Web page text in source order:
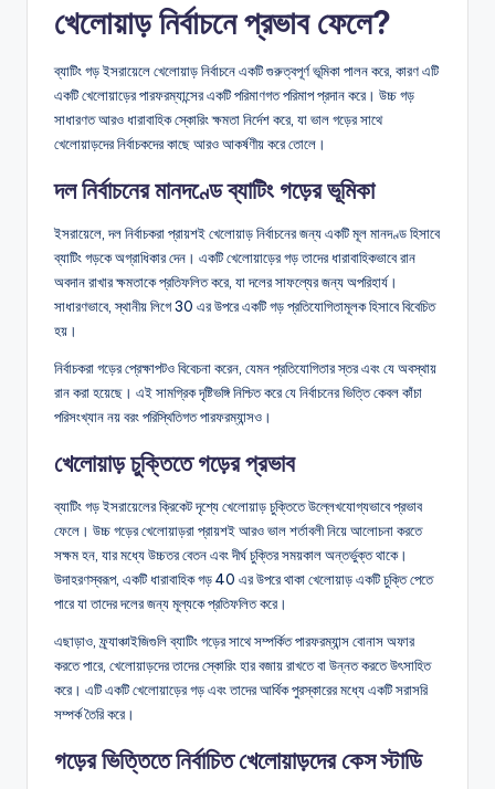
খেলোয়াড় নির্বাচনে প্রভাব ফেলে?
ব্যাটিং গড় ইসরায়েলে খেলোয়াড় নির্বাচনে একটি গুরুত্বপূর্ণ ভূমিকা পালন করে, কারণ এটি
একটি খেলোয়াড়ের পারফরম্যান্সের একটি পরিমাণগত পরিমাপ প্রদান করে। উচ্চ গড়
সাধারণত আরও ধারাবাহিক স্কোরিং ক্ষমতা নির্দেশ করে, যা ভাল গড়ের সাথে
খেলোয়াড়দের নির্বাচকদের কাছে আরও আকর্ষণীয় করে তোলে।
দল নির্বাচনের মানদণ্ডে ব্যাটিং গড়ের ভূমিকা
ইসরায়েলে, দল নির্বাচকরা প্রায়শই খেলোয়াড় নির্বাচনের জন্য একটি মূল মানদণ্ড হিসাবে
ব্যাটিং গড়কে অগ্রাধিকার দেন। একটি খেলোয়াড়ের গড় তাদের ধারাবাহিকভাবে রান
অবদান রাখার ক্ষমতাকে প্রতিফলিত করে, যা দলের সাফল্যের জন্য অপরিহার্য।
সাধারণভাবে, স্থানীয় লিগে 30 এর উপরে একটি গড় প্রতিযোগিতামূলক হিসাবে বিবেচিত
হয়।
নির্বাচকরা গড়ের প্রেক্ষাপটও বিবেচনা করেন, যেমন প্রতিযোগিতার স্তর এবং যে অবস্থায়
রান করা হয়েছে। এই সামগ্রিক দৃষ্টিভঙ্গি নিশ্চিত করে যে নির্বাচনের ভিত্তি কেবল কাঁচা
পরিসংখ্যান নয় বরং পরিস্থিতিগত পারফরম্যান্সও।
খেলোয়াড় চুক্তিতে গড়ের প্রভাব
ব্যাটিং গড় ইসরায়েলের ক্রিকেট দৃশ্যে খেলোয়াড় চুক্তিতে উল্লেখযোগ্যভাবে প্রভাব
ফেলে। উচ্চ গড়ের খেলোয়াড়রা প্রায়শই আরও ভাল শর্তাবলী নিয়ে আলোচনা করতে
সক্ষম হন, যার মধ্যে উচ্চতর বেতন এবং দীর্ঘ চুক্তির সময়কাল অন্তর্ভুক্ত থাকে।
উদাহরণস্বরূপ, একটি ধারাবাহিক গড় 40 এর উপরে থাকা খেলোয়াড় একটি চুক্তি পেতে
পারে যা তাদের দলের জন্য মূল্যকে প্রতিফলিত করে।
এছাড়াও, ফ্র্যাঞ্চাইজিগুলি ব্যাটিং গড়ের সাথে সম্পর্কিত পারফরম্যান্স বোনাস অফার
করতে পারে, খেলোয়াড়দের তাদের স্কোরিং হার বজায় রাখতে বা উন্নত করতে উৎসাহিত
করে। এটি একটি খেলোয়াড়ের গড় এবং তাদের আর্থিক পুরস্কারের মধ্যে একটি সরাসরি
সম্পর্ক তৈরি করে।
গড়ের ভিত্তিতে নির্বাচিত খেলোয়াড়দের কেস স্টাডি